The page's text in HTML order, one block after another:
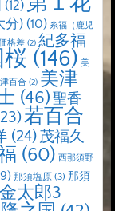
(12)
分) (10) 糸福（鹿児
格差 (2) 紀多福
(146) 美
百合 (2) 美津
(46)聖香
若百合
(24)茂福久
(60) 西那須野
那須塩原 (3) 那須
金太郎3